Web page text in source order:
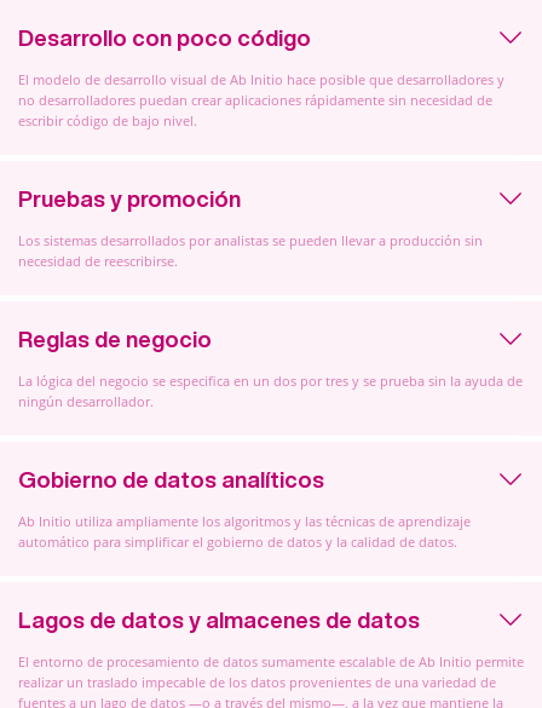
Desarrollo con poco código
El modelo de desarrollo visual de Ab Initio hace posible que desarrolladores y
no desarrolladores puedan crear aplicaciones rápidamente sin necesidad de
escribir código de bajo nivel.
Pruebas y promoción
Los sistemas desarrollados por analistas se pueden llevar a producción sin
necesidad de reescribirse.
Reglas de negocio
La lógica del negocio se especifica en un dos por tres y se prueba sin la ayuda de
ningún desarrollador.
Gobierno de datos analíticos
Ab Initio utiliza ampliamente los algoritmos y las técnicas de aprendizaje
automático para simplificar el gobierno de datos y la calidad de datos.
Lagos de datos y almacenes de datos
El entorno de procesamiento de datos sumamente escalable de Ab Initio permite
realizar un traslado impecable de los datos provenientes de una variedad de
fuentes a un lago de datos —o a través del mismo—, a la vez que mantiene la